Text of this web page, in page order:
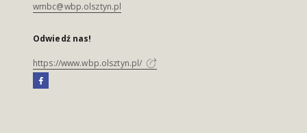
wmbc@wbp.olsztyn.pl
Odwiedź nas!
https://www.wbp.olsztyn.pl/